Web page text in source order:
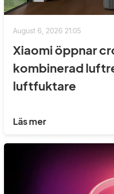
August 6, 2026 21:05
Xiaomi öppnar
kombinerad
luftfuktare
Läs mer